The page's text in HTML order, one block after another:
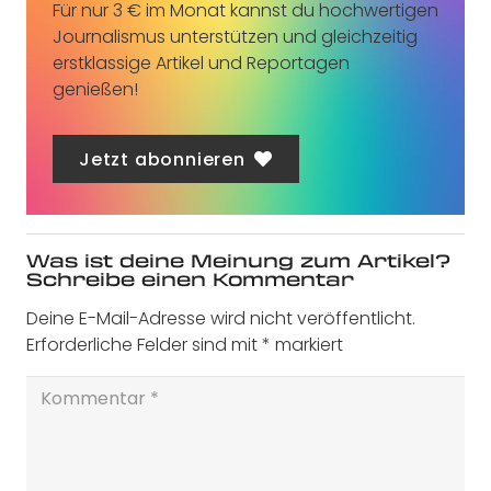
Für nur 3 € im Monat kannst du hochwertigen
Journalismus unterstützen und gleichzeitig
erstklassige Artikel und Reportagen
genießen!
Jetzt abonnieren
Was ist deine Meinung zum Artikel?
Schreibe einen Kommentar
Deine E-Mail-Adresse wird nicht veröffentlicht.
Erforderliche Felder sind mit* markiert